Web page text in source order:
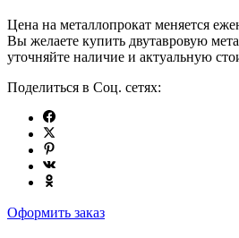
Цена на металлопрокат меняется
Вы желаете купить двутавровую
уточняйте наличие и актуальную
Поделиться в Соц. сетях:
Оформить заказ